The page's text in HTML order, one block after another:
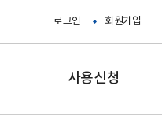
로그인 회원가입
사용신청